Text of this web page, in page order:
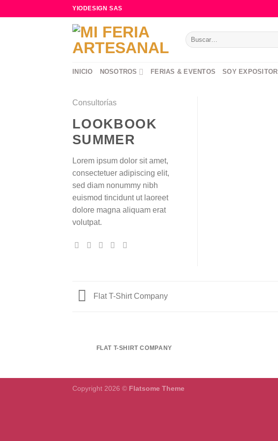
to
YIODESIGN SAS
Buscar
por:
INICIO NOSOTROS FERIAS & EVENTOS SOY EXPOSITOR
Consultorías
LOOKBOOK
SUMMER
Lorem ipsum dolor sit amet,
consectetuer adipiscing elit,
sed diam nonummy nibh
euismod tincidunt ut laoreet
dolore magna aliquam erat
volutpat.
Flat T-Shirt Company
FLAT T-SHIRT COMPANY
Copyright 2026 © Flatsome Theme